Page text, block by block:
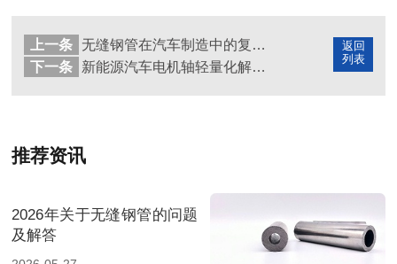
返回
列表
上一条
无缝钢管在汽车制造中的复杂应用
下一条
新能源汽车电机轴轻量化解决方案：34MnB5 无缝钢管应用案例
推荐资讯
2026年关于无缝钢管的问题
及解答